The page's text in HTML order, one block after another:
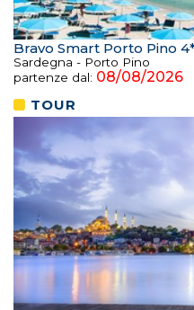
Bravo Smart Porto Pino
Sardegna - Porto Pino
partenze dal: 08/08/2026
TOUR